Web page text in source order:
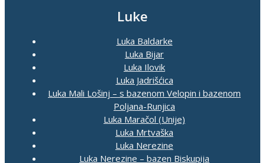
Luke
Luka Baldarke
Luka Bijar
Luka Ilovik
Luka Jadrišćica
Luka Mali Lošinj – s bazenom Velopin i bazenom
Poljana-Runjica
Luka Maračol (Unije)
Luka Mrtvaška
Luka Nerezine
Luka Nerezine – bazen Biskupija